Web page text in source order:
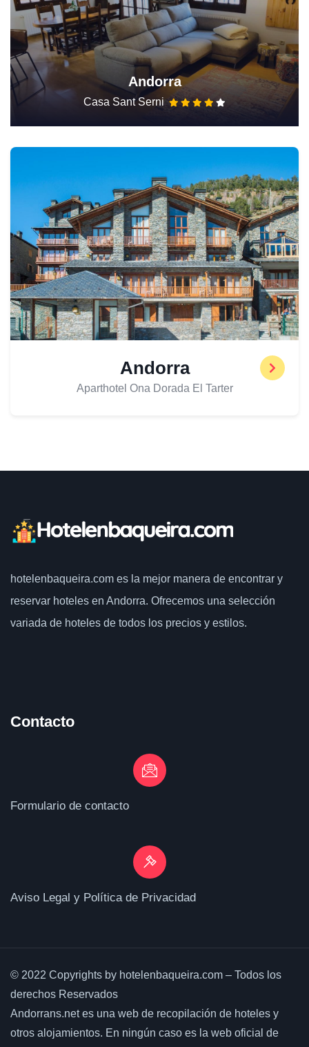
Andorra
Casa Sant Serni
Andorra
Aparthotel Ona Dorada El Tarter
hotelenbaqueira.com es la mejor manera de encontrar y
reservar hoteles en Andorra. Ofrecemos una selección
variada de hoteles de todos los precios y estilos.
Contacto
Formulario de contacto
Aviso Legal y Política de Privacidad
© 2022 Copyrights by hotelenbaqueira.com – Todos los
derechos Reservados
Andorrans.net es una web de recopilación de hoteles y
otros alojamientos. En ningún caso es la web oficial de